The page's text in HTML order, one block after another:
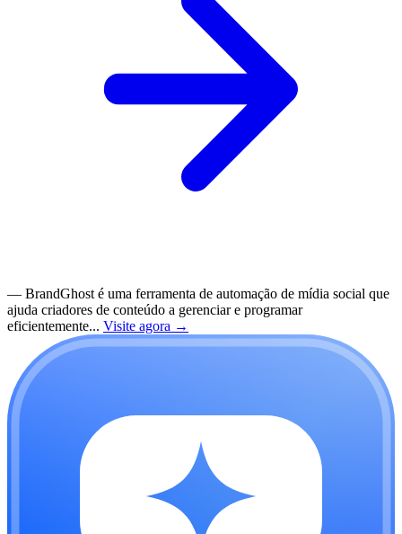
— BrandGhost é uma ferramenta de automação de mídia social que
ajuda criadores de conteúdo a gerenciar e programar
eficientemente... Visite agora →